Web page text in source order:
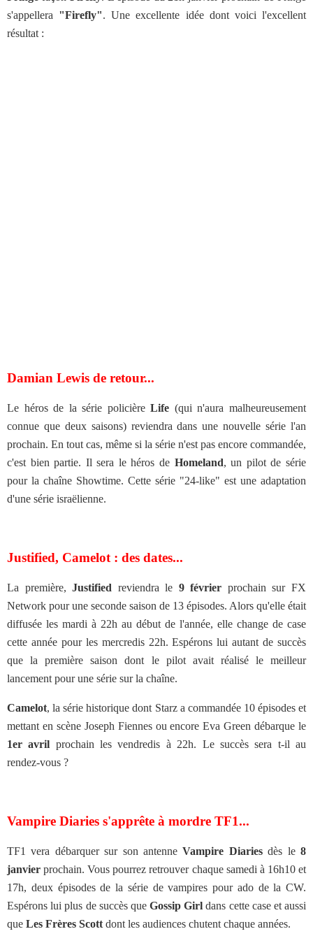
s'appellera "Firefly". Une excellente idée dont voici l'excellent
résultat :
Damian Lewis de retour...
Le héros de la série policièreLife (qui n'aura malheureusement
connue que deux saisons) reviendra dans une nouvelle série l'an
prochain. En tout cas, même si la série n'est pas encore commandée,
c'est bien partie. Il sera le héros de Homeland, un pilot de série
pour la chaîne Showtime. Cette série "24-like" est une adaptation
d'une série israëlienne.
Justified, Camelot : des dates...
La première,Justified reviendra le 9 février prochain sur FX
Network pour une seconde saison de 13 épisodes. Alors qu'elle était
diffusée les mardi à 22h au début de l'année, elle change de case
cette année pour les mercredis 22h. Espérons lui autant de succès
que la première saison dont le pilot avait réalisé le meilleur
lancement pour une série sur la chaîne.
Camelot, la série historique dont Starz a commandée 10 épisodes et
mettant en scène Joseph Fiennes ou encore Eva Green débarque le
1er avril prochain les vendredis à 22h. Le succès sera t-il au
rendez-vous ?
Vampire Diaries s'apprête à mordre TF1...
TF1 vera débarquer sur son antenneVampire Diariesdès le8
janvier prochain. Vous pourrez retrouver chaque samedi à 16h10 et
17h, deux épisodes de la série de vampires pour ado de la CW.
Espérons lui plus de succès que Gossip Girl dans cette case et aussi
que Les Frères Scott dont les audiences chutent chaque années.